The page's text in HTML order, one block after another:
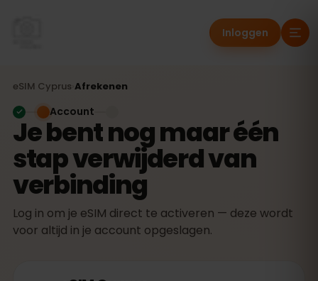
Inloggen
eSIM Cyprus Afrekenen
Je bent nog maar één
stap verwijderd van
verbinding
Log in om je eSIM direct te activeren — deze wordt
voor altijd in je account opgeslagen.
Account